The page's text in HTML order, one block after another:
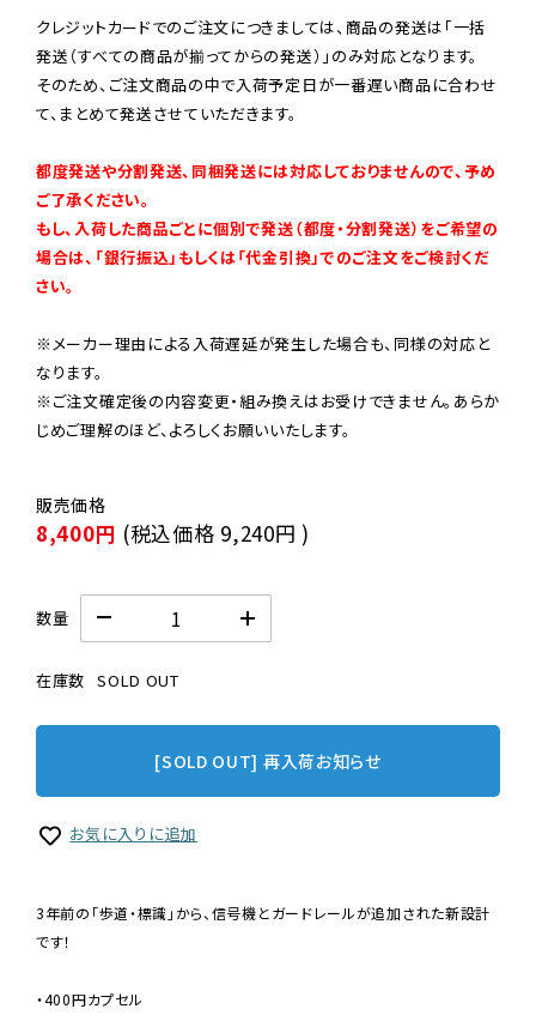
クレジットカードでのご注文につきましては、商品の発送は「一括
発送（すべての商品が揃ってからの発送）」のみ対応となります。
そのため、ご注文商品の中で入荷予定日が一番遅い商品に合わせ
て、まとめて発送させていただきます。
都度発送や分割発送、同梱発送には対応しておりませんので、予め
ご了承ください。
もし、入荷した商品ごとに個別で発送（都度・分割発送）をご希望の
場合は、「銀行振込」もしくは「代金引換」でのご注文をご検討くだ
さい。
※メーカー理由による入荷遅延が発生した場合も、同様の対応と
なります。
※ご注文確定後の内容変更・組み換えはお受けできません。あらか
じめご理解のほど、よろしくお願いいたします。
8,400円 (税込価格 9,240円 )
数量
在庫数 SOLD OUT
[SOLD OUT] 再入荷お知らせ
お気に入りに追加
3年前の「歩道・標識」から、信号機とガードレールが追加された新設計
です！
・400円カプセル